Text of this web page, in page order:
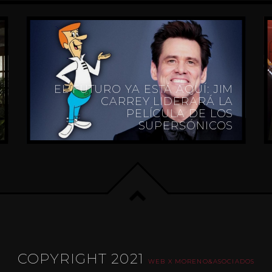
EL FUTURO YA ESTÁ AQUÍ: JIM
CARREY LIDERARÁ LA
PELÍCULA DE LOS
SUPERSÓNICOS
COPYRIGHT 2021 WEB X MORENO&ASOCIADOS